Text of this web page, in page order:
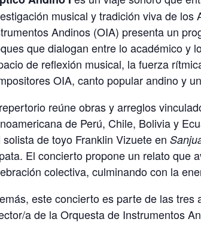
musical y tradición viva de los
Andinos (OIA) presenta un
que dialogan entre lo académico y
de reflexión musical, la fuerza
OIA, canto popular andino y
reúne obras y arreglos
de Perú, Chile, Bolivia y
solista de toyo Franklin Vizuete en
El concierto propone un relato que
colectiva, culminando con la
este concierto es parte de las tres
a de la Orquesta de Instrumentos